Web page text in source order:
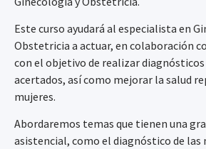
Este curso ayudará al especialista en
Obstetricia a actuar, en colaboración
con el objetivo de realizar diagnósticos
acertados, así como mejorar la salud
mujeres.
Abordaremos temas que tienen una
asistencial, como el diagnóstico de las